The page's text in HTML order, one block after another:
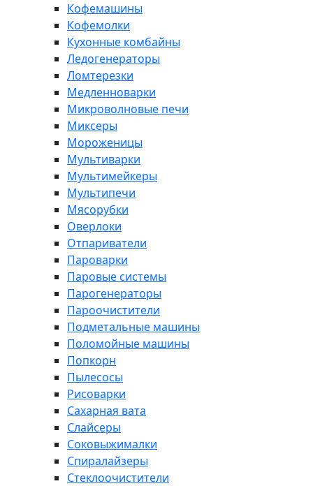
Кофемашины
Кофемолки
Кухонные комбайны
Ледогенераторы
Ломтерезки
Медленноварки
Микроволновые печи
Миксеры
Мороженицы
Мультиварки
Мультимейкеры
Мультипечи
Мясорубки
Оверлоки
Отпариватели
Пароварки
Паровые системы
Парогенераторы
Пароочистители
Подметальные машины
Поломойные машины
Попкорн
Пылесосы
Рисоварки
Сахарная вата
Слайсеры
Соковыжималки
Спиралайзеры
Стеклоочистители